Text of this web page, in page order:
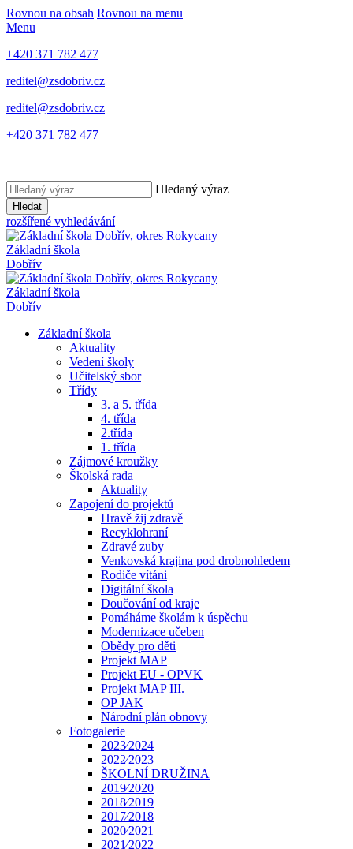
Rovnou na obsah Rovnou na menu
Menu
+420 371 782 477
reditel@zsdobriv.cz
reditel@zsdobriv.cz
+420 371 782 477
Hledaný výraz
Hledat
rozšířené vyhledávání
Základní škola
Dobřív
Základní škola
Dobřív
Základní škola
Aktuality
Vedení školy
Učitelský sbor
Třídy
3. a 5. třída
4. třída
2.třída
1. třída
Zájmové kroužky
Školská rada
Aktuality
Zapojení do projektů
Hravě žij zdravě
Recyklohraní
Zdravé zuby
Venkovská krajina pod drobnohledem
Rodiče vítáni
Digitální škola
Doučování od kraje
Pomáháme školám k úspěchu
Modernizace učeben
Obědy pro děti
Projekt MAP
Projekt EU - OPVK
Projekt MAP III.
OP JAK
Národní plán obnovy
Fotogalerie
2023⁄2024
2022⁄2023
ŠKOLNÍ DRUŽINA
2019⁄2020
2018⁄2019
2017⁄2018
2020⁄2021
2021⁄2022